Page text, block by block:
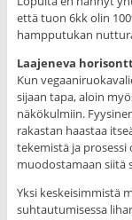
että tuon 6kk olin
hampputukan
Laajeneva
Kun
sijaan tapa, aloin
näkökulmiin.
rakastan haastaa
tekemistä ja
muodostamaan siitä
Yksi keskeisimmistä
suhtautumisessa